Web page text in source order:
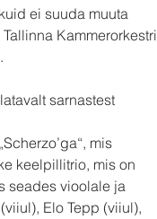
ei suuda muuta
Kammerorkestri
sarnastest
mis
keelpillitrio, mis on
seades vioolale ja
Elo Tepp (viiul),